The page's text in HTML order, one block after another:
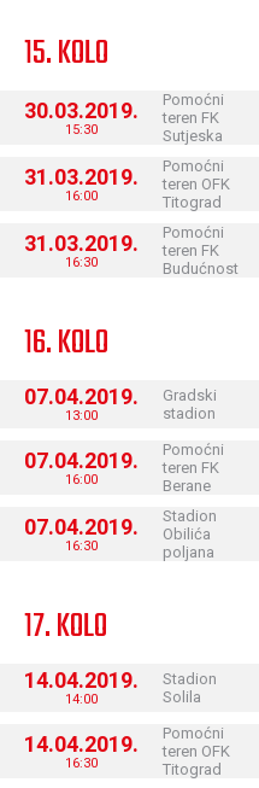
15. KOLO
30.03.2019.
15:30
Pomoćni
teren FK
Sutjeska
31.03.2019.
16:00
Pomoćni
teren OFK
Titograd
31.03.2019.
16:30
Pomoćni
teren FK
Budućnost
16. KOLO
07.04.2019.
13:00
Gradski
stadion
07.04.2019.
16:00
Pomoćni
teren FK
Berane
07.04.2019.
16:30
Stadion
Obilića
poljana
17. KOLO
14.04.2019.
14:00
Stadion
Solila
14.04.2019.
16:30
Pomoćni
teren OFK
Titograd